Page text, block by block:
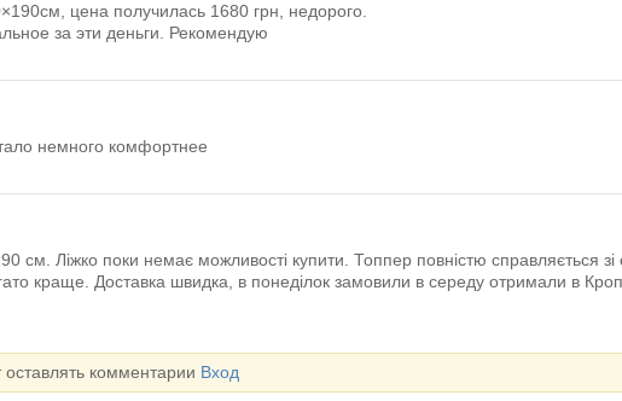
цена получилась 1680 грн, недорого.
за эти деньги. Рекомендую
немного комфортнее
см. Ліжко поки немає можливості купити. Топпер повністю справляється
краще. Доставка швидка, в понеділок замовили в середу отримали в
комментарии Вход